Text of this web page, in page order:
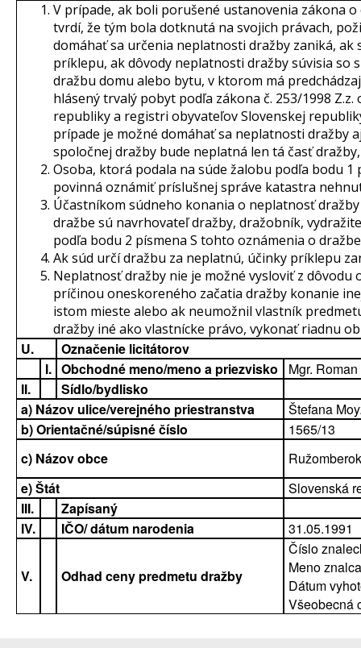
V prípade, ak boli porušené ustanovenia zákona
tvrdí, že tým bola dotknutá na svojich právach,
domáhať sa určenia neplatnosti dražby zaniká,
príklepu, ak dôvody neplatnosti dražby súvisia so
dražbu domu alebo bytu, v ktorom má
hlásený trvalý pobyt podľa zákona č. 253/1998
republiky a registri obyvateľov Slovenskej
prípade je možné domáhať sa neplatnosti dražby
spoločnej dražby bude neplatná len tá časť
Osoba, ktorá podala na súde žalobu podľa bodu
povinná oznámiť príslušnej správe katastra
Účastníkom súdneho konania o neplatnosť
dražbe sú navrhovateľ dražby, dražobník,
podľa bodu 2 písmena S tohto oznámenia o
Ak súd určí dražbu za neplatnú, účinky príklepu
Neplatnosť dražby nie je možné vysloviť z
príčinou oneskoreného začatia dražby konanie
istom mieste alebo ak neumožnil vlastník
dražby iné ako vlastnícke právo, vykonať riadnu
U.
Označenie licitátorov
I. Obchodné meno/meno a priezvisko
Mgr.
II.
Sídlo/bydlisko
a) Názov ulice/verejného priestranstva
Štefana
b) Orientačné/súpisné číslo
1565/13
c) Názov obce
Ružomberok
e) Štát
Slovenská
III.
Zapísaný
IV.
IČO/ dátum narodenia 31.05.1991
V. Odhad ceny predmetu dražby
Číslo
Meno
Dátum
Všeobecná